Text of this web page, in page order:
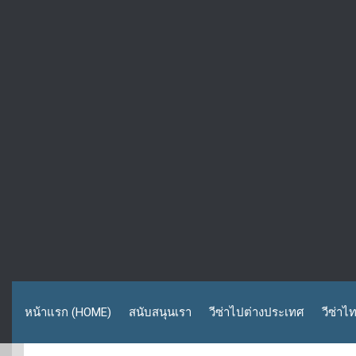
หน้าแรก (HOME) สนับสนุนเรา วีซ่าไปต่างประเทศ วีซ่าไ